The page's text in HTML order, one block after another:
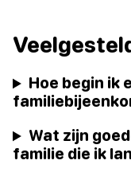
Hoe begin ik
Wat zijn
familie die ik